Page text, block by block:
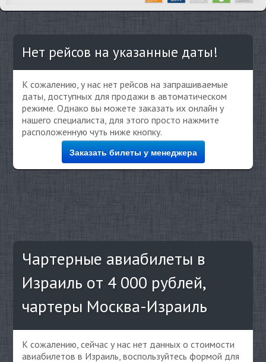
Нет рейсов на указанные даты!
К сожалению, у нас нет рейсов на запрашиваемые
даты, доступных для продажи в автоматическом
режиме. Однако вы можете заказать их онлайн у
нашего специалиста, для этого просто нажмите
расположенную чуть ниже кнопку.
Заказать билеты у менеджера
Чартерные авиабилеты в
Израиль от 4 000 рублей,
чартеры Москва-Израиль
К сожалению, сейчас у нас нет данных о стоимости
авиабилетов в Израиль, воспользуйтесь формой для